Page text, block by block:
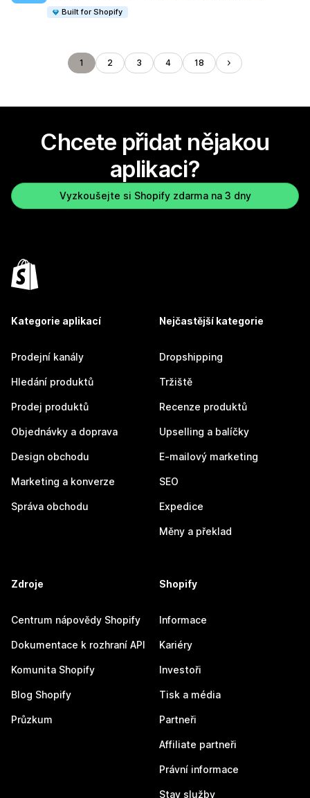
Built for Shopify
1 2 3 4 18
Chcete přidat nějakou
aplikaci?
Vyzkoušejte si Shopify zdarma na 3 dny
Kategorie aplikací
Prodejní kanály
Hledání produktů
Prodej produktů
Objednávky a doprava
Design obchodu
Marketing a konverze
Správa obchodu
Nejčastější kategorie
Dropshipping
Tržiště
Recenze produktů
Upselling a balíčky
E-mailový marketing
SEO
Expedice
Měny a překlad
Zdroje
Centrum nápovědy Shopify
Dokumentace k rozhraní API
Komunita Shopify
Blog Shopify
Průzkum
Shopify
Informace
Kariéry
Investoři
Tisk a média
Partneři
Affiliate partneři
Právní informace
Stav služby